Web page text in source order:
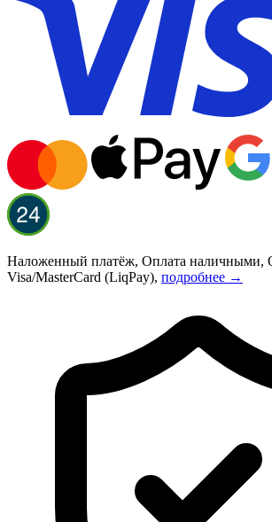
Наложенный платёж, Оплата наличными,
Visa/MasterCard (LiqPay), подробнее →